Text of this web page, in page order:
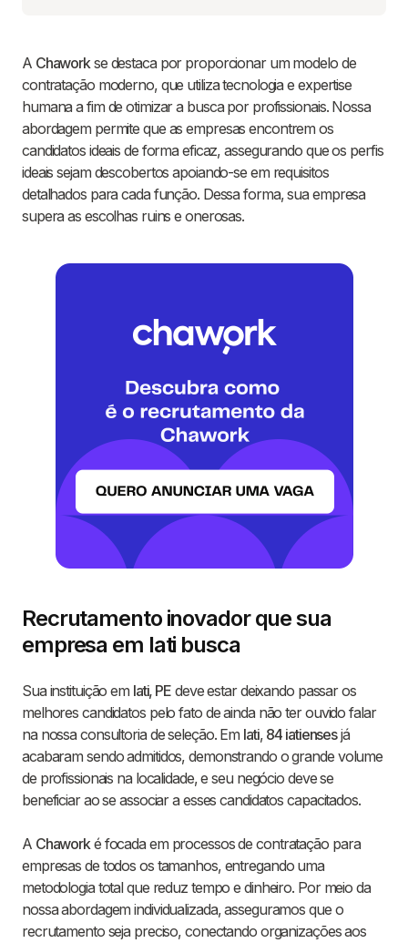
A Chaworkse destaca por proporcionar um modelo de
contratação moderno, que utiliza tecnologia e expertise
humana a fim de otimizar a busca por profissionais. Nossa
abordagem permite que as empresas encontrem os
candidatos ideais de forma eficaz, assegurando que os perfis
ideais sejam descobertos apoiando-se em requisitos
detalhados para cada função. Dessa forma, sua empresa
supera as escolhas ruins e onerosas.
Recrutamento inovador que sua
empresa em Iati busca
Sua instituição em Iati, PE deve estar deixando passar os
melhores candidatos pelo fato de ainda não ter ouvido falar
na nossa consultoria de seleção. Em Iati, 84 iatiensesjá
acabaram sendo admitidos, demonstrando o grande volume
de profissionais na localidade, e seu negócio deve se
beneficiar ao se associar a esses candidatos capacitados.
A Chaworké focada em processos de contratação para
empresas de todos os tamanhos, entregando uma
metodologia total que reduz tempo e dinheiro. Por meio da
nossa abordagem individualizada, asseguramos que o
recrutamento seja preciso, conectando organizações aos